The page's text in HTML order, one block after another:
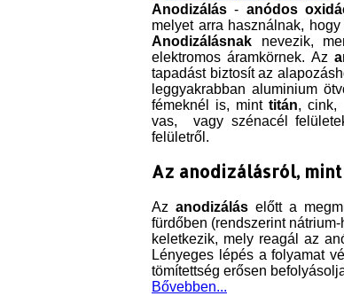
Anodizálás - anódos
melyet arra használnak,
Anodizálásnak nevezik,
elektromos áramkörnek. Az
tapadást biztosít az
leggyakrabban aluminium
fémeknél is, minttitán, cink,
vas, vagy szénacél
felületről.
Az anodizálásról,
Az anodizáláselőtt a
fürdőben (rendszerint
keletkezik, mely reagál az
Lényeges lépés a folyamat
tömítettség erősen
Bővebben...